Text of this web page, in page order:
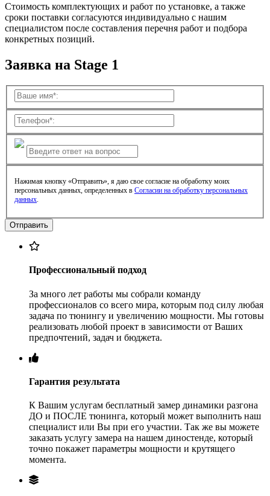
Стоимость комплектующих и работ по установке, а также
сроки поставки согласуются индивидуально с нашим
специалистом после составления перечня работ и подбора
конкретных позиций.
Заявка на Stage 1
Нажимая кнопку «Отправить», я даю свое согласие на обработку моих
персональных данных, определенных в Согласии на обработку персональных
данных.
Профессиональный подход
За много лет работы мы собрали команду
профессионалов со всего мира, которым под силу любая
задача по тюнингу и увеличению мощности. Мы готовы
реализовать любой проект в зависимости от Ваших
предпочтений, задач и бюджета.
Гарантия результата
К Вашим услугам бесплатный замер динамики разгона
ДО и ПОСЛЕ тюнинга, который может выполнить наш
специалист или Вы при его участии. Так же вы можете
заказать услугу замера на нашем диностенде, который
точно покажет параметры мощности и крутящего
момента.